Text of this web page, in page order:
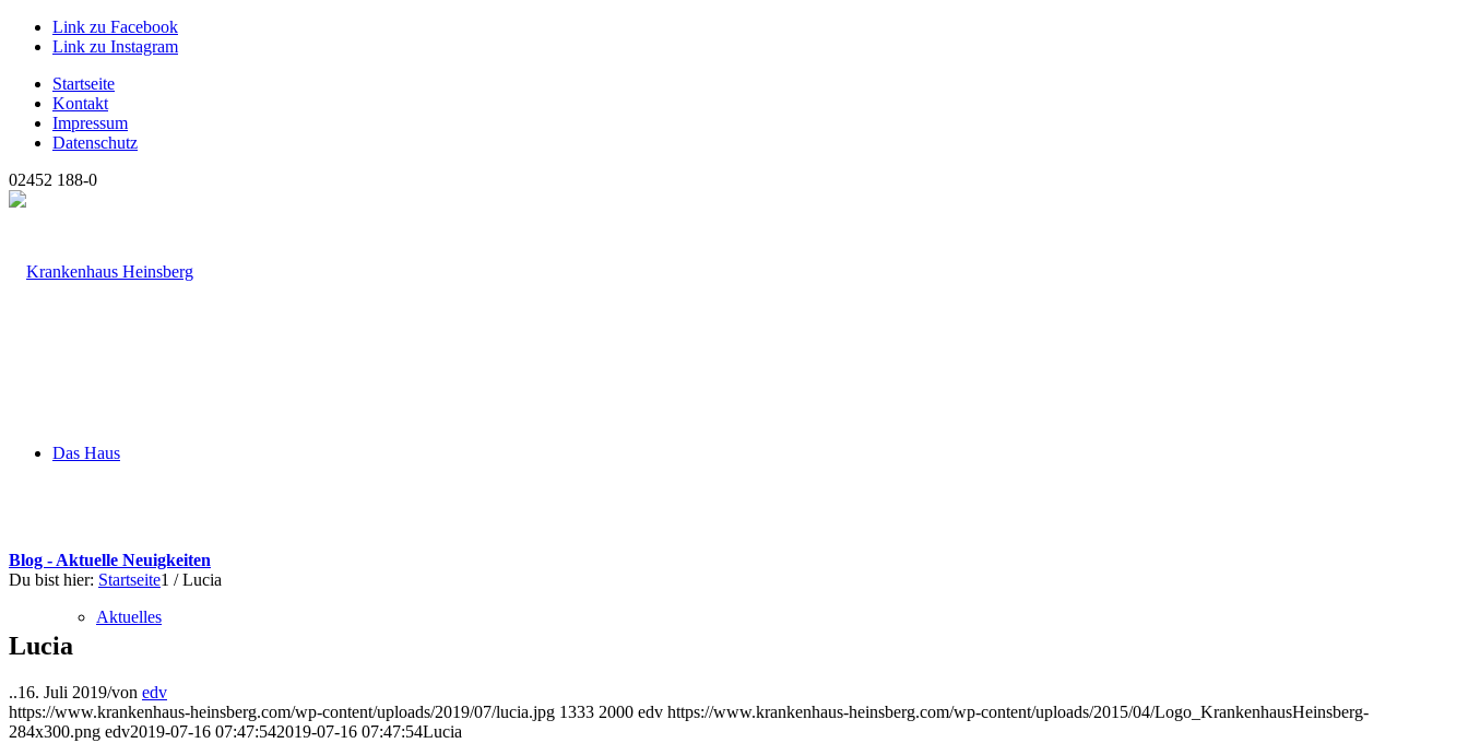
Link zu Facebook
Link zu Instagram
Startseite
Kontakt
Impressum
Datenschutz
02452 188-0
Das Haus
Aktuelles
Blog - Aktuelle Neuigkeiten
Du bist hier: Startseite1 / Lucia
Lucia
..16. Juli 2019/von edv
https://www.krankenhaus-heinsberg.com/wp-content/uploads/2019/07/lucia.jpg 1333 2000 edv https://www.krankenhaus-heinsberg.com/wp-content/uploads/2015/04/Logo_KrankenhausHeinsberg-
284x300.png edv2019-07-16 07:47:542019-07-16 07:47:54Lucia